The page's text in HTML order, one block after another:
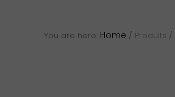
You are here: Home / Produits /